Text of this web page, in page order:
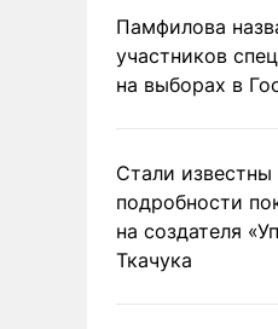
Памфилова
участников
на выборах в
Стали известны
подробности
на создателя
Ткачука